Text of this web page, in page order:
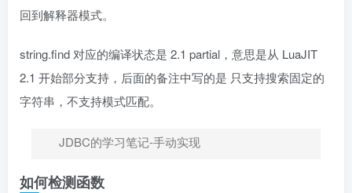
回到解释器模式。
string.find 对应的编译状态是 2.1 partial，意思是从 LuaJIT
2.1 开始部分支持，后面的备注中写的是 只支持搜索固定的
字符串，不支持模式匹配。
JDBC的学习笔记-手动实现
如何检测函数